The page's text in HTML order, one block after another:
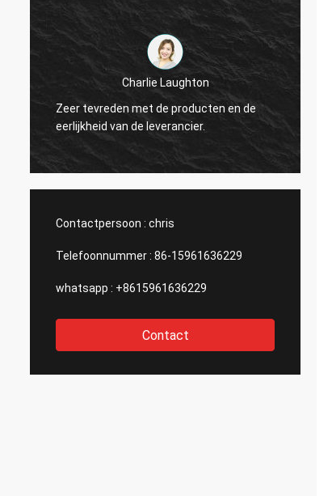
Charlie Laughton
Zeer tevreden met de producten en de
eerlijkheid van de leverancier.
Contactpersoon : chris
Telefoonnummer : 86-15961636229
whatsapp : +8615961636229
Contact